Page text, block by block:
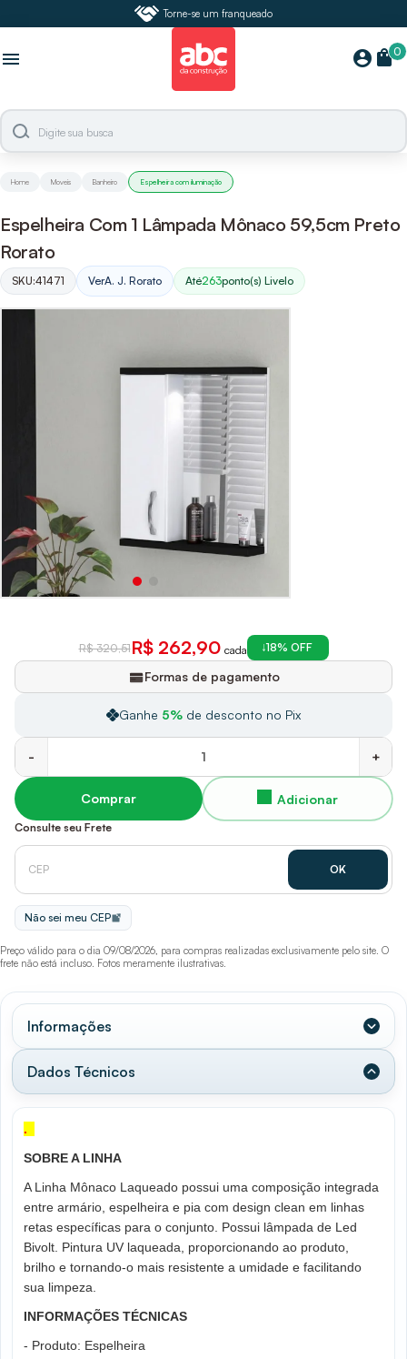
Torne-se um franqueado
menu account_circle 0
shopping_bag
Home Moveis Banheiro Espelheira com iluminação
Espelheira Com 1 Lâmpada Mônaco 59,5cm Preto
Rorato
SKU:41471 VerA. J. Rorato Até263ponto(s) Livelo
R$ 320,51R$ 262,90 cada 18% OFF
Ganhe 5% de desconto no Pix
Formas de pagamento
- +
Comprar
Consulte seu Frete
Não sei meu CEP
Preço válido para o dia 09/08/2026, para compras realizadas exclusivamente pelo site. O
frete não está incluso. Fotos meramente ilustrativas.
Informações
Dados Técnicos
.
SOBRE A LINHA
A Linha Mônaco Laqueado possui uma composição integrada
entre armário, espelheira e pia com design clean em linhas
retas específicas para o conjunto. Possui lâmpada de Led
Bivolt. Pintura UV laqueada, proporcionando ao produto,
brilho e tornando-o mais resistente a umidade e facilitando
sua limpeza.
INFORMAÇÕES TÉCNICAS
- Produto: Espelheira